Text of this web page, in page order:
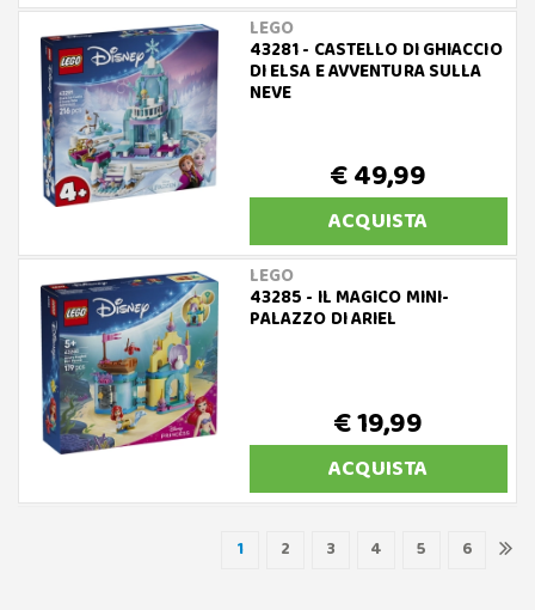
LEGO
43281 - CASTELLO DI GHIACCIO
DI ELSA E AVVENTURA SULLA
NEVE
€ 49,99
ACQUISTA
LEGO
43285 - IL MAGICO MINI-
PALAZZO DI ARIEL
€ 19,99
ACQUISTA
1 2 3 4 5 6